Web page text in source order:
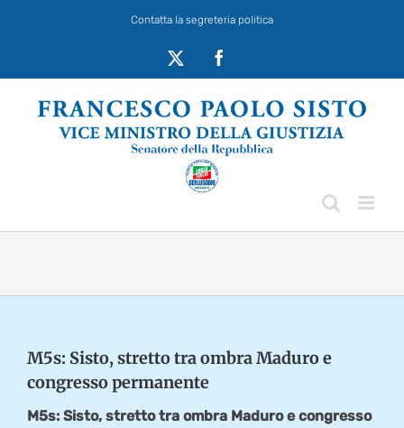
Contatta la segreteria politica
M5s: Sisto, stretto tra ombra Maduro e
congresso permanente
M5s: Sisto, stretto tra ombra Maduro e congresso